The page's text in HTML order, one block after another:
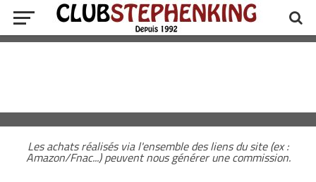
Les achats réalisés via l'ensemble des liens du site (ex :
Amazon/Fnac...) peuvent nous générer une commission.